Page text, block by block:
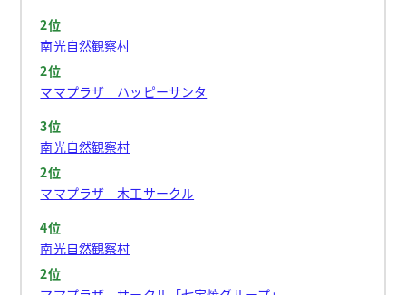
2位
南光自然観察村
2位
ママプラザ ハッピーサンタ
3位
南光自然観察村
2位
ママプラザ 木工サークル
4位
南光自然観察村
2位